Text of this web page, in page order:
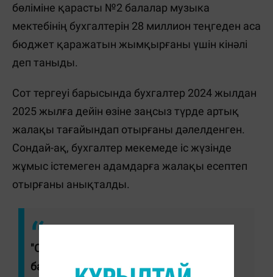
бөліміне қарасты №2 балалар музыка
мектебінің бухгалтерін 28 миллион теңгеден аса
бюджет қаражатын жымқырғаны үшін кінәлі
деп таныды.
Сот тергеуі барысында бухгалтер 2024 жылдан
2025 жылға дейін өзіне заңсыз түрде артық
жалақы тағайындап отырғаны дәлелденген.
Сондай-ақ, бухгалтер мекемеде іс жүзінде
жұмыс істемеген адамдарға жалақы есептеп
отырғаны анықталды.
"Сот үкімімен оған 5 жыл 4 ай мерзімге
бас бостандығынан және дәл осы